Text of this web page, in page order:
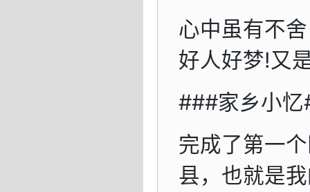
心中虽有不
好人好梦!又
###家乡小
完成了第一
县，也就是